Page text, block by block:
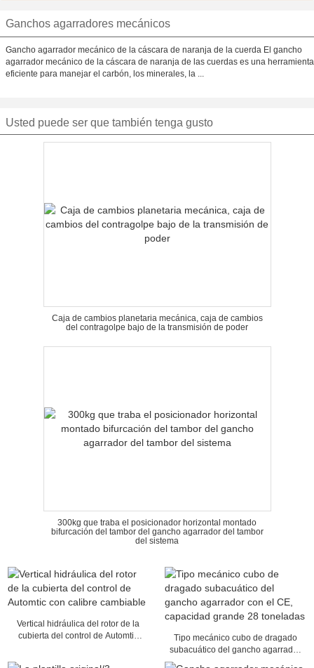
Ganchos agarradores mecánicos
Gancho agarrador mecánico de la cáscara de naranja de la cuerda El gancho
agarrador mecánico de la cáscara de naranja de las cuerdas es una herramienta
eficiente para manejar el carbón, los minerales, la ...
Usted puede ser que también tenga gusto
Caja de cambios planetaria mecánica, caja de cambios
del contragolpe bajo de la transmisión de poder
300kg que traba el posicionador horizontal montado
bifurcación del tambor del gancho agarrador del tambor
del sistema
Vertical hidráulica del rotor de la
cubierta del control de Automtic
Tipo mecánico cubo de dragado
subacuático del gancho agarrador
con el CE, capacidad grande 28